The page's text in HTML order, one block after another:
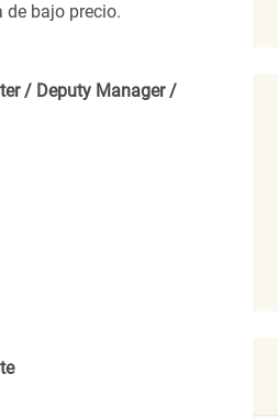
de bajo precio.
/ Deputy Manager /